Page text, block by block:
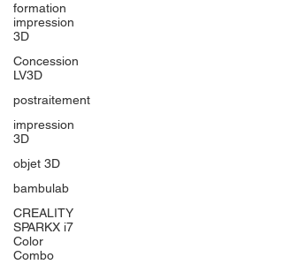
formation
impression
3D
Concession
LV3D
postraitement
impression
3D
objet 3D
bambulab
CREALITY
SPARKX i7
Color
Combo